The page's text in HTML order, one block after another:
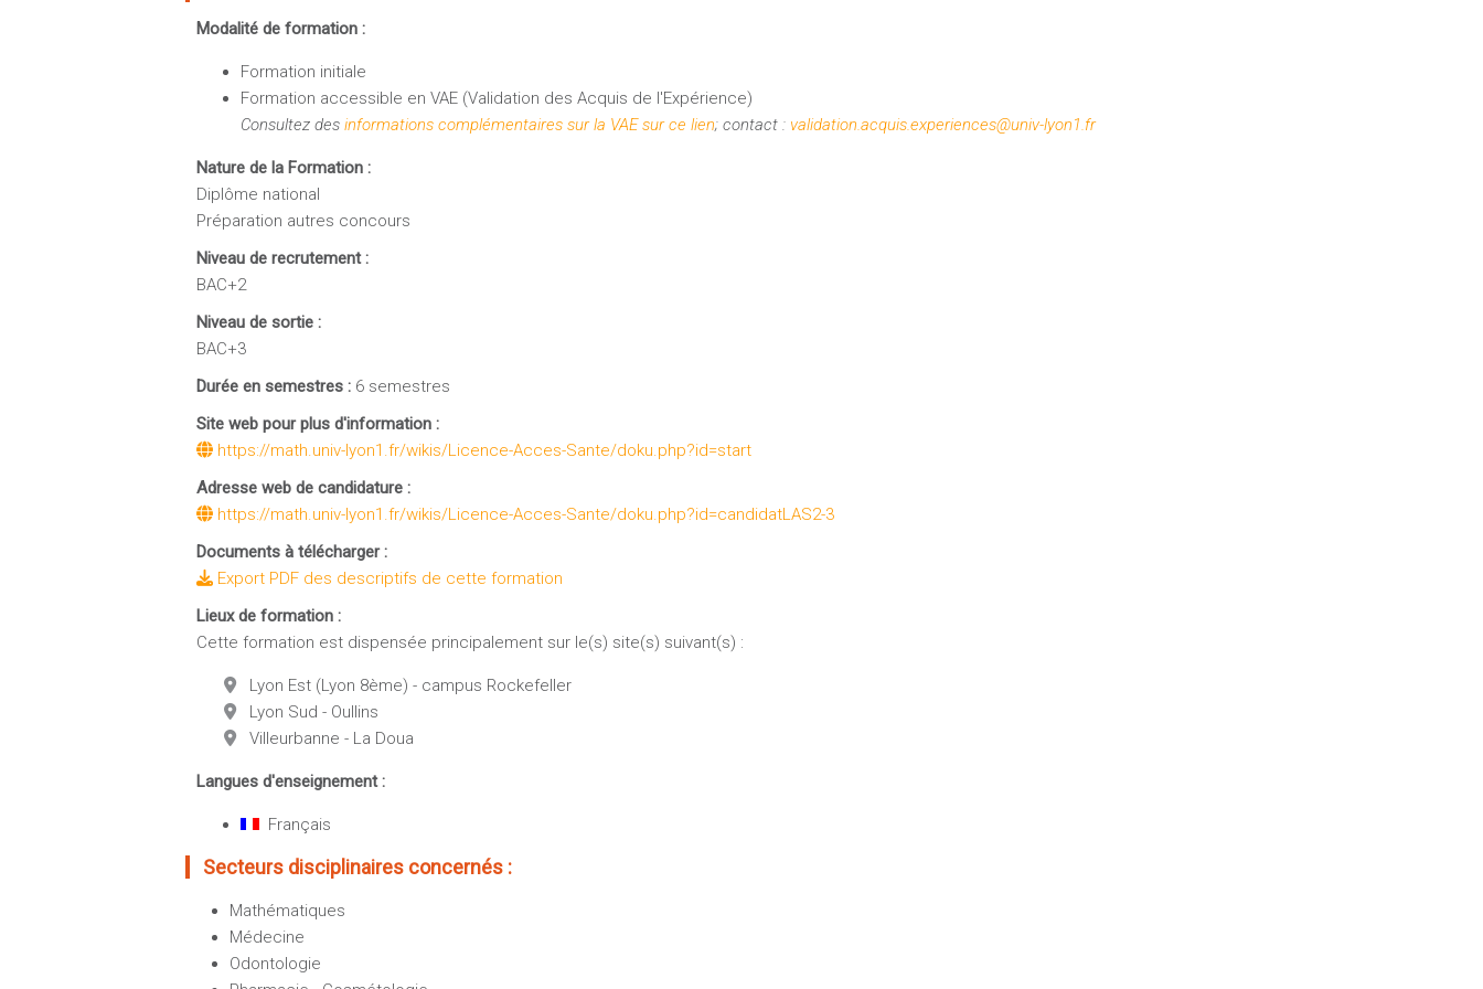
Modalité de formation :
Formation initiale
Formation accessible en VAE (Validation des Acquis de l'Expérience)
Consultez des informations complémentaires sur la VAE sur ce lien; contact : validation.acquis.experiences@univ-lyon1.fr
Nature de la Formation :
Diplôme national
Préparation autres concours
Niveau de recrutement :
BAC+2
Niveau de sortie :
BAC+3
Durée en semestres : 6 semestres
Site web pour plus d'information :
https://math.univ-lyon1.fr/wikis/Licence-Acces-Sante/doku.php?id=start
Adresse web de candidature :
https://math.univ-lyon1.fr/wikis/Licence-Acces-Sante/doku.php?id=candidatLAS2-3
Documents à télécharger :
Export PDF des descriptifs de cette formation
Lieux de formation :
Cette formation est dispensée principalement sur le(s) site(s) suivant(s) :
Lyon Est (Lyon 8ème) - campus Rockefeller
Lyon Sud - Oullins
Villeurbanne - La Doua
Langues d'enseignement :
Français
Secteurs disciplinaires concernés :
Mathématiques
Médecine
Odontologie